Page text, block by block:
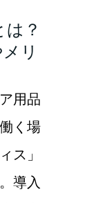
？
リ
用品
く場
ス」
導入